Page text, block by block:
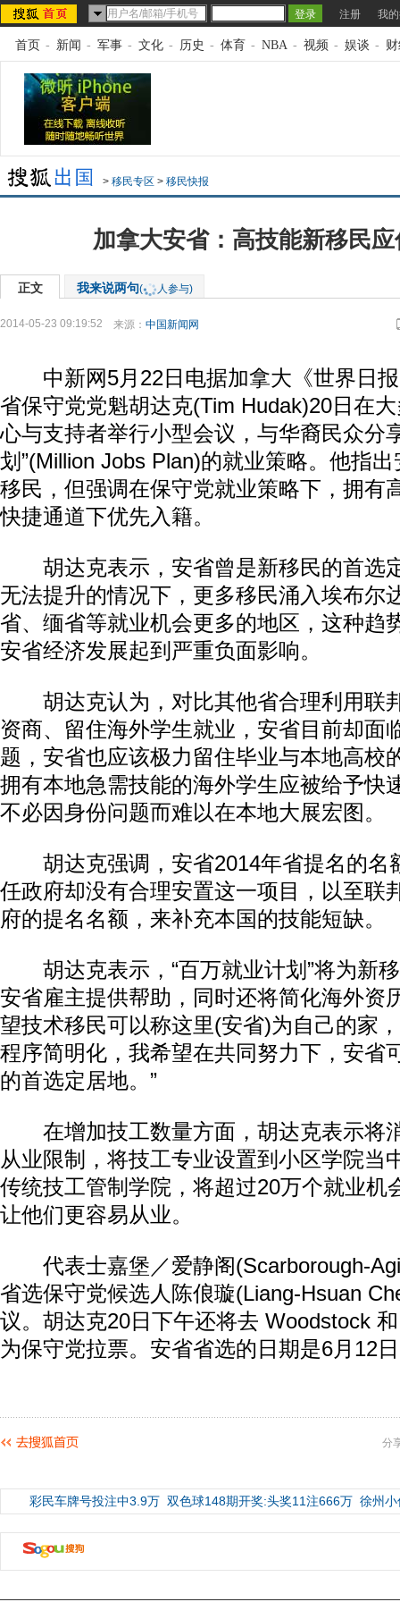
注册 我
首页 - 新闻 - 军事 - 文化 - 历史 - 体育 - NBA - 视频 - 娱谈 -
> 移民专区 > 移民快报
加拿大安省：高技能新移民
正文 我来说两句( 人参与)
2014-05-23 09:19:52 来源： 中国新闻网
中新网5月22日电据加拿大《世界日报
省保守党党魁胡达克(Tim Hudak)20日在
心与支持者举行小型会议，与华裔民众分
划”(Million Jobs Plan)的就业策略。他指
移民，但强调在保守党就业策略下，拥有
快捷通道下优先入籍。
胡达克表示，安省曾是新移民的首选
无法提升的情况下，更多移民涌入埃布尔
省、缅省等就业机会更多的地区，这种趋
安省经济发展起到严重负面影响。
胡达克认为，对比其他省合理利用联
资商、留住海外学生就业，安省目前却面
题，安省也应该极力留住毕业与本地高校
拥有本地急需技能的海外学生应被给予快
不必因身份问题而难以在本地大展宏图。
胡达克强调，安省2014年省提名的名
任政府却没有合理安置这一项目，以至联
府的提名名额，来补充本国的技能短缺。
胡达克表示，“百万就业计划”将为新
安省雇主提供帮助，同时还将简化海外资
望技术移民可以称这里(安省)为自己的家
程序简明化，我希望在共同努力下，安省
的首选定居地。”
在增加技工数量方面，胡达克表示将
从业限制，将技工专业设置到小区学院当
传统技工管制学院，将超过20万个就业机
让他们更容易从业。
代表士嘉堡／爱静阁(Scarborough-
省选保守党候选人陈俍璇(Liang-Hsuan
议。胡达克20日下午还将去 Woodstock
为保守党拉票。安省省选的日期是6月12
分
彩民车牌号投注中3.9万 双色球148期开奖:头奖11注666万 徐州